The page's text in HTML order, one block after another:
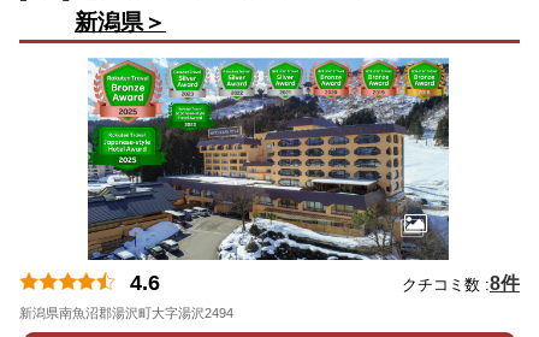
新潟県＞
4.6 クチコミ数 :8件
新潟県南魚沼郡湯沢町大字湯沢2494